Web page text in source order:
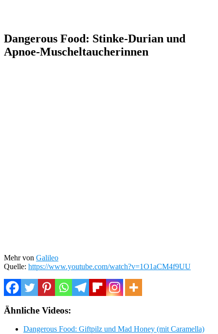
Dangerous Food: Stinke-Durian und
Apnoe-Muscheltaucherinnen
Mehr von Galileo
Quelle: https://www.youtube.com/watch?v=1O1aCM4f9UU
Ähnliche Videos:
Dangerous Food: Giftpilz und Mad Honey (mit Caramella)